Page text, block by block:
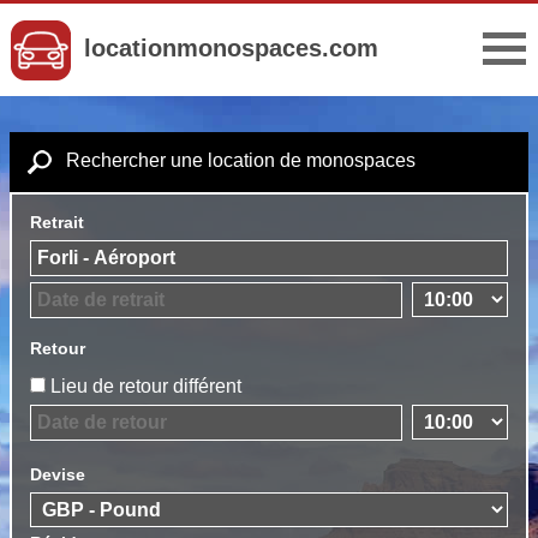
locationmonospaces.com
Rechercher une location de monospaces
Retrait
Retour
Lieu de retour différent
Devise